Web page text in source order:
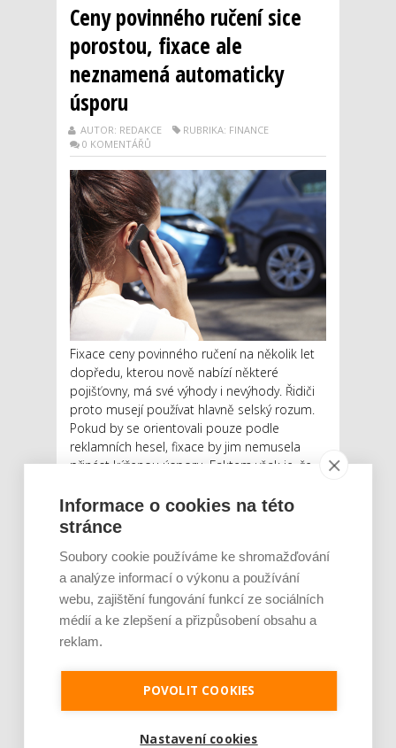
Ceny povinného ručení sice
porostou, fixace ale
neznamená automaticky
úsporu
AUTOR: REDAKCE
RUBRIKA: FINANCE
0 KOMENTÁŘŮ
Fixace ceny povinného ručení na několik let
dopředu, kterou nově nabízí některé
pojišťovny, má své výhody i nevýhody. Řidiči
proto musejí používat hlavně selský rozum.
Pokud by se orientovali pouze podle
reklamních hesel, fixace by jim nemusela
přinést kýženou úsporu. Faktem však je, že
Číst dál
Ceny povinného ručení sice
porostou, fixace ale
neznamená automaticky
úsporu
AUTOR: REDAKCE
RUBRIKA: FINANCE
0 KOMENTÁŘŮ
Informace o cookies na této
stránce
Soubory cookie používáme ke shromažďování
a analýze informací o výkonu a používání
webu, zajištění fungování funkcí ze sociálních
médií a ke zlepšení a přizpůsobení obsahu a
reklam.
POVOLIT COOKIES
Nastavení cookies